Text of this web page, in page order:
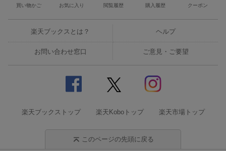
買い物かご お気に入り 閲覧履歴 購入履歴 クーポン
楽天ブックスとは？ ヘルプ
お問い合わせ窓口 ご意見・ご要望
楽天ブックストップ 楽天Koboトップ 楽天市場トップ
このページの先頭に戻る